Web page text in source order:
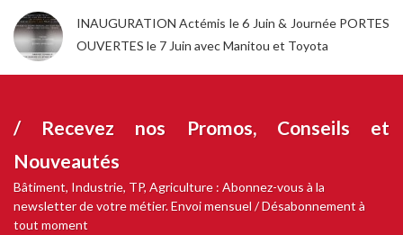
INAUGURATION Actémis le 6 Juin & Journée PORTES
OUVERTES le 7 Juin avec Manitou et Toyota
/ Recevez nos Promos, Conseils et
Nouveautés
Bâtiment, Industrie, TP, Agriculture : Abonnez-vous à la
newsletter de votre métier. Envoi mensuel / Désabonnement à
tout moment